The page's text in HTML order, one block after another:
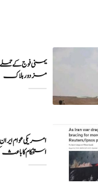
مزدور ہلاک
امریکی عوام